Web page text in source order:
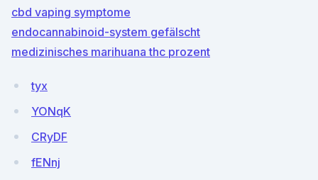
cbd vaping symptome
endocannabinoid-system gefälscht
medizinisches marihuana thc prozent
tyx
YONqK
CRyDF
fENnj